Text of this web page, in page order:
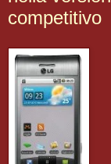
competitivo